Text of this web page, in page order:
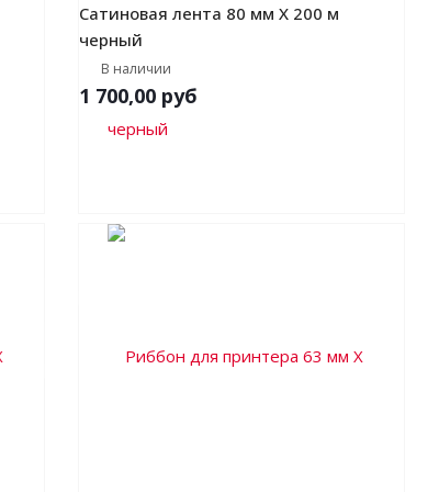
Сатиновая лента 80 мм Х 200 м
черный
В наличии
1 700,00 руб